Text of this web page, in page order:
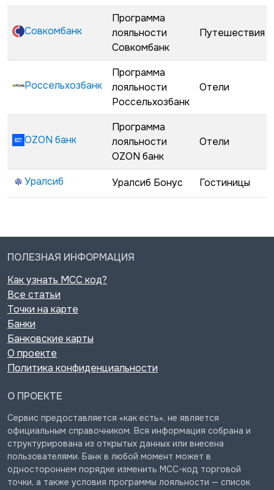
Совкомбанк
Программа
лояльности
Совкомбанк
Путешествия
Россельхозбанк
Программа
лояльности
Россельхозбанк
Отели
OZON банк
Программа
лояльности
OZON банк
Отели
Уралсиб Уралсиб Бонус Гостиницы
ПОЛЕЗНАЯ ИНФОРМАЦИЯ
Как узнать MCC код?
Все статьи
Точки на карте
Банки
Банковские карты
О проекте
Политика конфиденциальности
О ПРОЕКТЕ
Сервис предоставляется «как есть», не является
официальным справочником. Вся информация собрана и
структурирована из открытых данных или внесена
пользователями. Банк в любой момент может в
одностороннем порядке изменить MCC-код торговой
точки, а также условия программы лояльности — список